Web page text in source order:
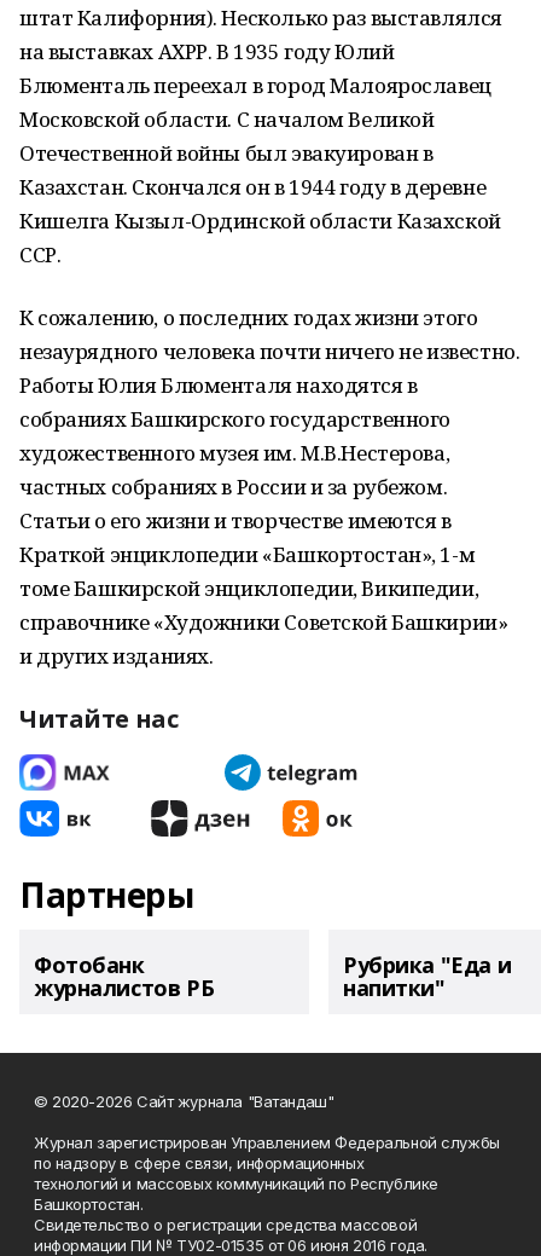
штат Калифорния). Несколько раз выставлялся
на выставках АХРР. В 1935 году Юлий
Блюменталь переехал в город Малоярославец
Московской области. С началом Великой
Отечественной войны был эвакуирован в
Казахстан. Скончался он в 1944 году в деревне
Кишелга Кызыл-Ординской области Казахской
ССР.
К сожалению, о последних годах жизни этого
незаурядного человека почти ничего не известно.
Работы Юлия Блюменталя находятся в
собраниях Башкирского государственного
художественного музея им. М.В.Нестерова,
частных собраниях в России и за рубежом.
Статьи о его жизни и творчестве имеются в
Краткой энциклопедии «Башкортостан», 1-м
томе Башкирской энциклопедии, Википедии,
справочнике «Художники Советской Башкирии»
и других изданиях.
Читайте нас
Партнеры
Фотобанк
журналистов РБ
Рубрика "Еда и
напитки"
© 2020-2026 Сайт журнала "Ватандаш"
Журнал зарегистрирован Управлением Федеральной службы
по надзору в сфере связи, информационных
технологий и массовых коммуникаций по Республике
Башкортостан.
Свидетельство о регистрации средства массовой
информации ПИ № ТУ02-01535 от 06 июня 2016 года.